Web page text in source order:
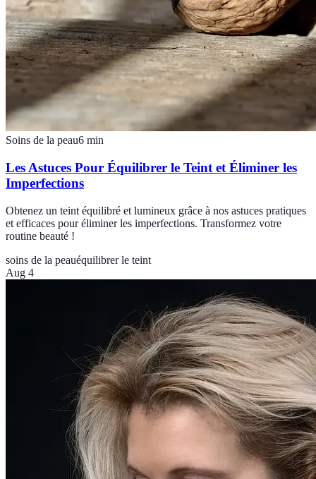
Soins de la peau6 min
Les Astuces Pour Équilibrer le Teint et Éliminer les
Imperfections
Obtenez un teint équilibré et lumineux grâce à nos astuces pratiques
et efficaces pour éliminer les imperfections. Transformez votre
routine beauté !
soins de la peauéquilibrer le teint
Aug 4